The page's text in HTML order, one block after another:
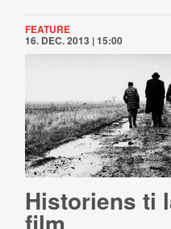
FEATURE
16. DEC. 2013 | 15:00
Historiens ti